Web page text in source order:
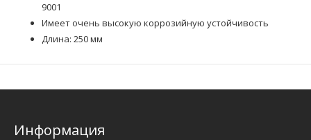
9001
Имеет очень высокую коррозийную устойчивость
Длина: 250 мм
Информация